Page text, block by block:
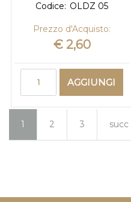
Codice: OLDZ 05
Prezzo d'Acquisto:
€ 2,60
AGGIUNGI
1 2 3 succ